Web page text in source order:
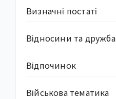
Визначні постаті
Відносини та дружба
Відпочинок
Військова тематика